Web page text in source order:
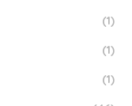
(1)
(1)
(1)